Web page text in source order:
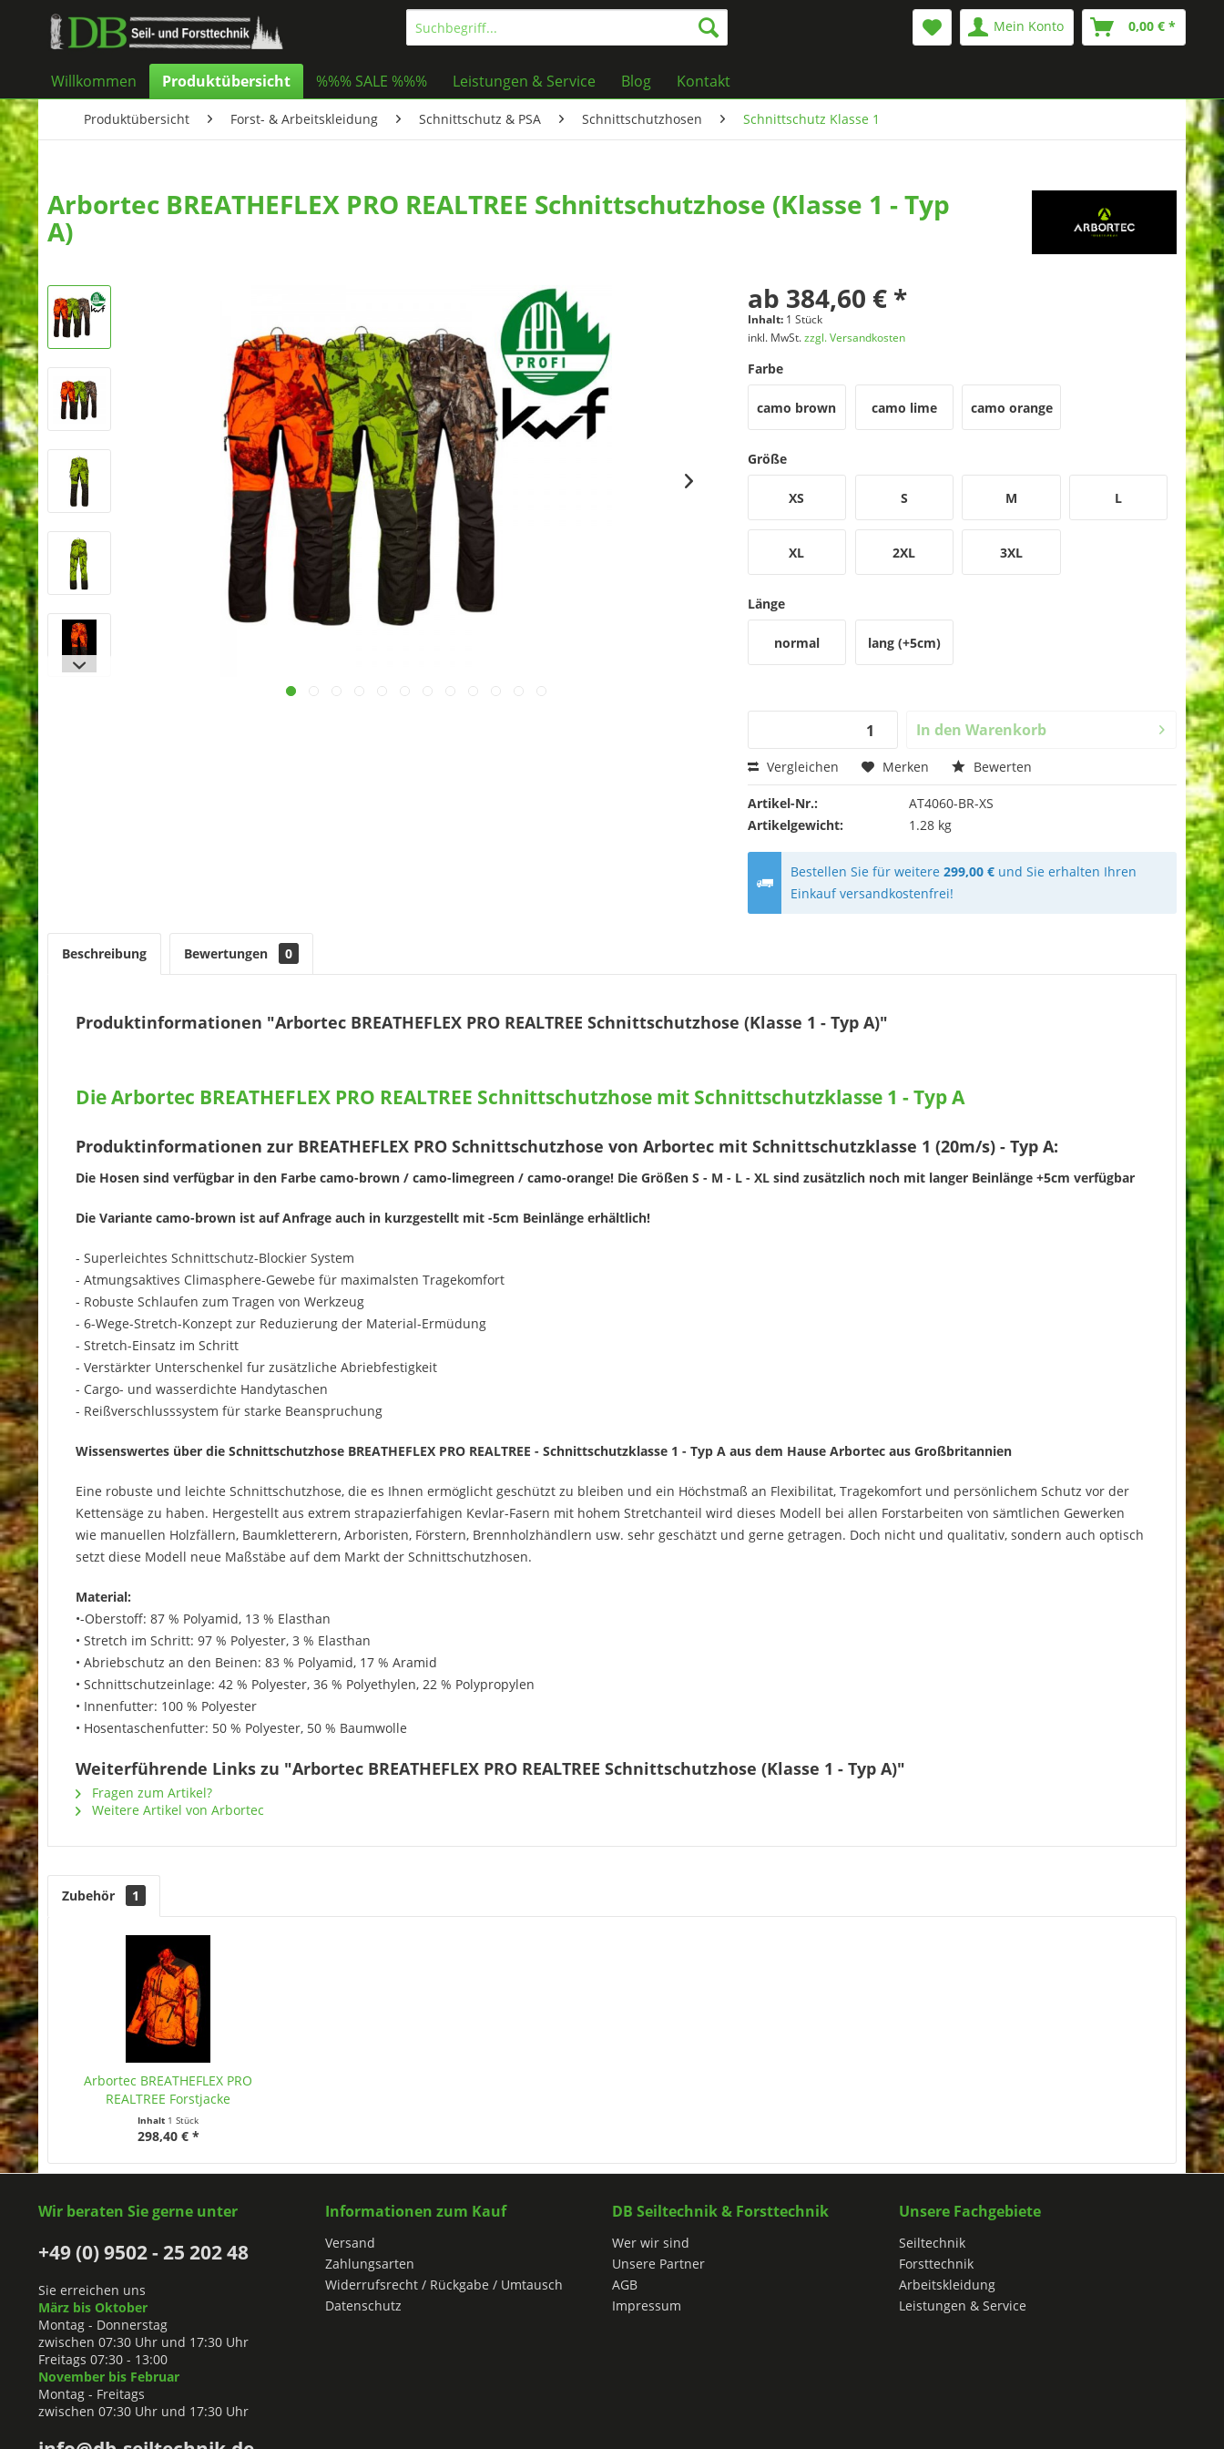
Mein Konto 0,00 € *
Willkommen Produktübersicht %%% SALE %%% Leistungen & Service Blog Kontakt
Produktübersicht Forst- & Arbeitskleidung Schnittschutz & PSA Schnittschutzhosen Schnittschutz Klasse 1
Arbortec BREATHEFLEX PRO REALTREE Schnittschutzhose (Klasse 1 - Typ
A)
ab 384,60 € *
Inhalt: 1 Stück
inkl. MwSt.zzgl. Versandkosten
Farbe
camo brown camo lime camo orange
Größe
XS S M L
XL 2XL 3XL
Länge
normal lang (+5cm)
In den Warenkorb
Vergleichen Merken Bewerten
Artikel-Nr.:
AT4060-BR-XS
Artikelgewicht:
1.28 kg
Bestellen Sie für weitere299,00 € und Sie erhalten Ihren
Einkauf versandkostenfrei!
Beschreibung Bewertungen 0
Produktinformationen "Arbortec BREATHEFLEX PRO REALTREE Schnittschutzhose (Klasse 1 - Typ A)"
Die Arbortec BREATHEFLEX PRO REALTREE Schnittschutzhose mit Schnittschutzklasse 1 - Typ A
Produktinformationen zur BREATHEFLEX PRO Schnittschutzhose von Arbortec mit Schnittschutzklasse 1 (20m/s) - Typ A:
Die Hosen sind verfügbar in den Farbe camo-brown / camo-limegreen / camo-orange! Die Größen S - M - L - XL sind zusätzlich noch mit langer Beinlänge +5cm verfügbar
Die Variante camo-brown ist auf Anfrage auch in kurzgestellt mit -5cm Beinlänge erhältlich!
- Superleichtes Schnittschutz-Blockier System
- Atmungsaktives Climasphere-Gewebe für maximalsten Tragekomfort
- Robuste Schlaufen zum Tragen von Werkzeug
- 6-Wege-Stretch-Konzept zur Reduzierung der Material-Ermüdung
- Stretch-Einsatz im Schritt
- Verstärkter Unterschenkel fur zusätzliche Abriebfestigkeit
- Cargo- und wasserdichte Handytaschen
- Reißverschlusssystem für starke Beanspruchung
Wissenswertes über die Schnittschutzhose BREATHEFLEX PRO REALTREE - Schnittschutzklasse 1 - Typ A aus dem Hause Arbortec aus Großbritannien
Eine robuste und leichte Schnittschutzhose, die es Ihnen ermöglicht geschützt zu bleiben und ein Höchstmaß an Flexibilitat, Tragekomfort und persönlichem Schutz vor der
Kettensäge zu haben. Hergestellt aus extrem strapazierfahigen Kevlar-Fasern mit hohem Stretchanteil wird dieses Modell bei allen Forstarbeiten von sämtlichen Gewerken
wie manuellen Holzfällern, Baumkletterern, Arboristen, Förstern, Brennholzhändlern usw. sehr geschätzt und gerne getragen. Doch nicht und qualitativ, sondern auch optisch
setzt diese Modell neue Maßstäbe auf dem Markt der Schnittschutzhosen.
Material:
•-Oberstoff: 87 % Polyamid, 13 % Elasthan
• Stretch im Schritt: 97 % Polyester, 3 % Elasthan
• Abriebschutz an den Beinen: 83 % Polyamid, 17 % Aramid
• Schnittschutzeinlage: 42 % Polyester, 36 % ‎Polyethylen, 22 % Polypropylen
• Innenfutter: 100 % Polyester
• Hosentaschenfutter: 50 % Polyester, 50 % Baumwolle
Weiterführende Links zu "Arbortec BREATHEFLEX PRO REALTREE Schnittschutzhose (Klasse 1 - Typ A)"
Fragen zum Artikel?
Weitere Artikel von Arbortec
Zubehör 1
Arbortec BREATHEFLEX PRO
REALTREE Forstjacke
Inhalt 1 Stück
298,40 € *
Wir beraten Sie gerne unter
+49 (0) 9502 - 25 202 48
Sie erreichen uns
März bis Oktober
Montag - Donnerstag
zwischen 07:30 Uhr und 17:30 Uhr
Freitags 07:30 - 13:00
November bis Februar
Montag - Freitags
zwischen 07:30 Uhr und 17:30 Uhr
Informationen zum Kauf
Versand
Zahlungsarten
Widerrufsrecht / Rückgabe / Umtausch
Datenschutz
DB Seiltechnik & Forsttechnik
Wer wir sind
Unsere Partner
AGB
Impressum
Unsere Fachgebiete
Seiltechnik
Forsttechnik
Arbeitskleidung
Leistungen & Service